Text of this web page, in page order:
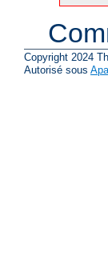
Copyright 2024
Autorisé sous